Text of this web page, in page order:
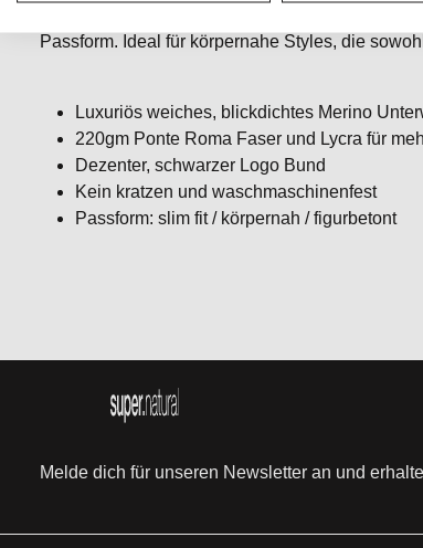
Performance-Polyester und Lycra – für eine
Passform. Ideal für körpernahe Styles, die
Luxuriös weiches, blickdichtes Merino
220gm Ponte Roma Faser und Lycra für
Dezenter, schwarzer Logo Bund
Kein kratzen und waschmaschinenfest
Passform: slim fit / körpernah / figurbetont
Melde dich für unseren Newsletter an und